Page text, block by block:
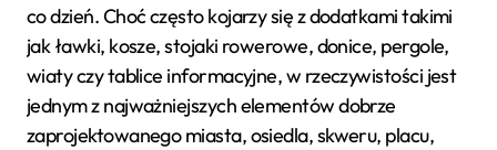
co dzień. Choć często kojarzy się z dodatkami takimi
jak ławki, kosze, stojaki rowerowe, donice, pergole,
wiaty czy tablice informacyjne, w rzeczywistości jest
jednym z najważniejszych elementów dobrze
zaprojektowanego miasta, osiedla, skweru, placu,